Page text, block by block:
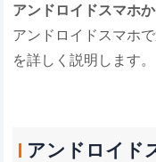
アンドロイドスマホ
アンドロイドスマホ
を詳しく説明します。
アンドロイド